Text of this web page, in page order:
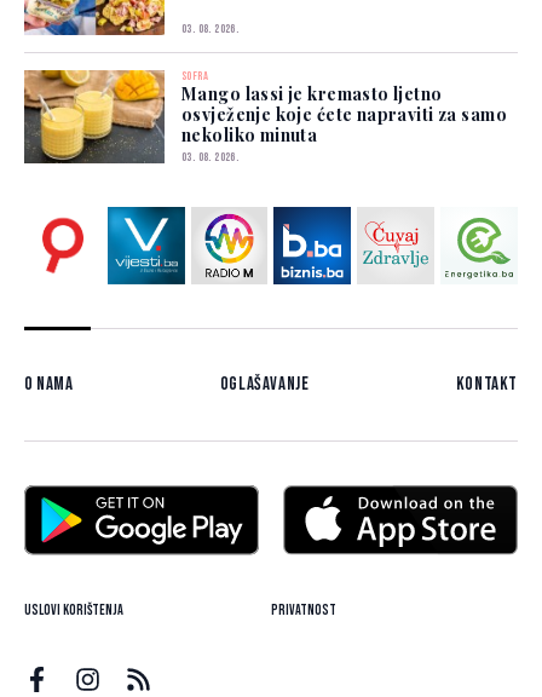
03. 08. 2026.
SOFRA
Mango lassi je kremasto ljetno
osvježenje koje ćete napraviti za samo
nekoliko minuta
03. 08. 2026.
O nama Oglašavanje Kontakt
Uslovi korištenja Privatnost